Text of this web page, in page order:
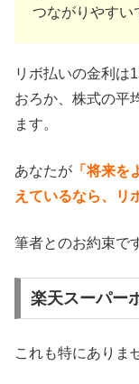
つながりやすい
リボ払いの金利は
おろか、株式の平
ます。
あなたが 「将来
えているなら、リ
筆者とのお約束で
楽天スーパー
これも特にありま